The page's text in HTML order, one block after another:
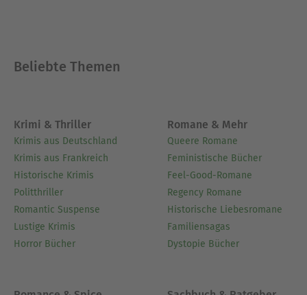
Beliebte Themen
Krimi & Thriller
Krimis aus Deutschland
Krimis aus Frankreich
Historische Krimis
Politthriller
Romantic Suspense
Lustige Krimis
Horror Bücher
Romane & Mehr
Queere Romane
Feministische Bücher
Feel-Good-Romane
Regency Romane
Historische Liebesromane
Familiensagas
Dystopie Bücher